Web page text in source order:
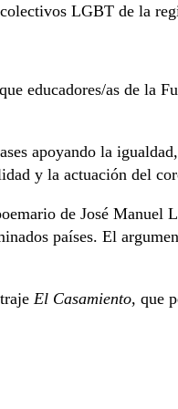
LGBT de la
educadores/as de la
apoyando la
y la actuación del
de José Manuel
países. El
El Casamiento, que